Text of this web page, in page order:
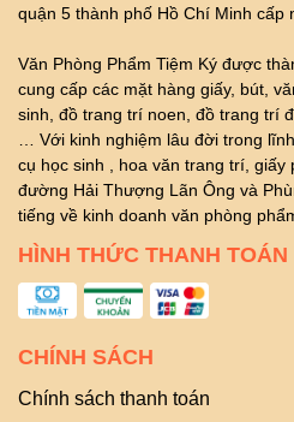
quận 5 thành phố Hồ Chí Minh cấp
Văn Phòng Phẩm Tiệm Ký được
cung cấp các mặt hàng giấy, bút,
sinh, đồ trang trí noen, đồ trang trí
… Với kinh nghiệm lâu đời trong
cụ học sinh , hoa văn trang trí, giấy
đường Hải Thượng Lãn Ông và
tiếng về kinh doanh văn phòng
HÌNH THỨC THANH TOÁN
CHÍNH SÁCH
Chính sách thanh toán